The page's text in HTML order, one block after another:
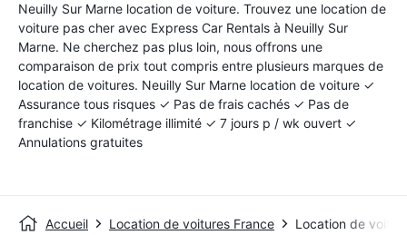
Neuilly Sur Marne location de voiture. Trouvez une location de
voiture pas cher avec Express Car Rentals à Neuilly Sur
Marne. Ne cherchez pas plus loin, nous offrons une
comparaison de prix tout compris entre plusieurs marques de
location de voitures. Neuilly Sur Marne location de voiture ✓
Assurance tous risques ✓ Pas de frais cachés ✓ Pas de
franchise ✓ Kilométrage illimité ✓ 7 jours p / wk ouvert ✓
Annulations gratuites
Accueil Location de voitures France Location de